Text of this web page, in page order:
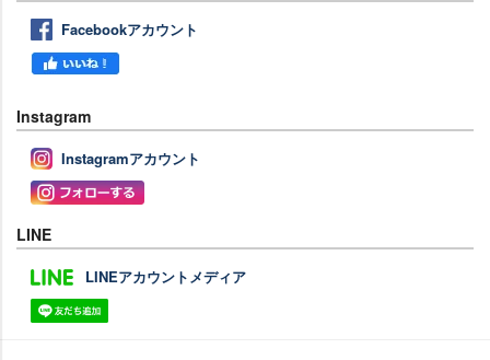
Facebookアカウント
Instagram
Instagramアカウント
LINE
LINEアカウントメディア